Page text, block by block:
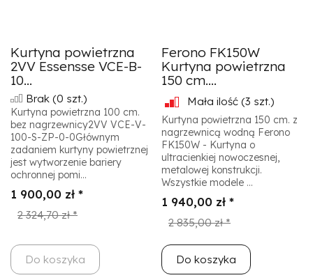
Kurtyna powietrzna
2VV Essensse VCE-B-
10...
Brak (0 szt.)
Kurtyna powietrzna 100 cm.
bez nagrzewnicy2VV VCE-V-
100-S-ZP-0-0Głównym
zadaniem kurtyny powietrznej
jest wytworzenie bariery
ochronnej pomi...
1 900,00 zł *
2 324,70 zł *
Do koszyka
Ferono FK150W
Kurtyna powietrzna
150 cm....
Mała ilość (3 szt.)
Kurtyna powietrzna 150 cm. z
nagrzewnicą wodną Ferono
FK150W - Kurtyna o
ultracienkiej nowoczesnej,
metalowej konstrukcji.
Wszystkie modele ...
1 940,00 zł *
2 835,00 zł *
Do koszyka